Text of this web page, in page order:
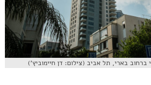
ברחוב בארי, תל אביב (צילום: דן חיימוביץ’)